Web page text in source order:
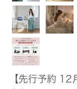
【先行予約 12